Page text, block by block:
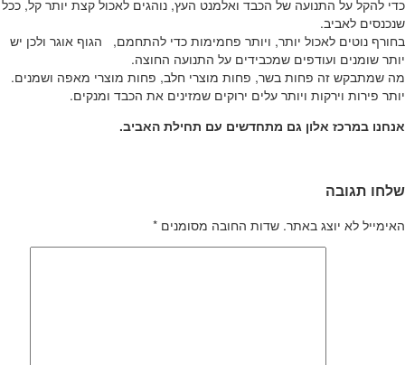
כדי להקל על התנועה של הכבד ואלמנט העץ, נוהגים לאכול קצת יותר קל, ככל
שנכנסים לאביב.
בחורף נוטים לאכול יותר, ויותר פחמימות כדי להתחמם, הגוף אוגר ולכן יש
יותר שומנים ועודפים שמכבידים על התנועה החוצה.
מה שמתבקש זה פחות בשר, פחות מוצרי חלב, פחות מוצרי מאפה ושמנים.
יותר פירות וירקות ויותר עלים ירוקים שמזינים את הכבד ומנקים.
אנחנו במרכז אלון גם מתחדשים עם תחילת האביב.
שלחו תגובה
האימייל לא יוצג באתר. שדות החובה מסומנים *